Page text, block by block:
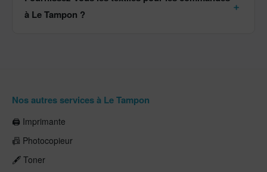
à Le Tampon ?
Nos autres services à Le Tampon
🖨️ Imprimante
📠 Photocopieur
🖋️ Toner